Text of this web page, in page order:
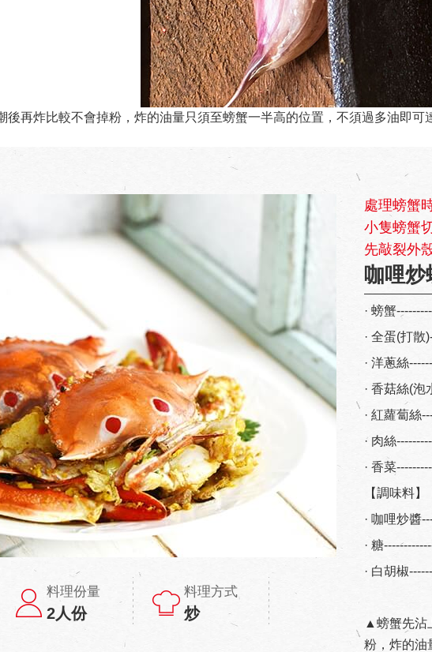
再炸比較不會掉粉，炸的油量只須至螃蟹一半高的位置，不須過多油即可
料理份量
2人份
料理方式
炒
處理螃蟹
小隻螃蟹
先敲裂外
咖哩炒
· 螃蟹
· 全蛋(打散
· 洋蔥絲
· 香菇絲(泡
· 紅蘿蔔絲
· 肉絲
· 香菜
【調味料】
· 咖哩炒醬
· 糖
· 白胡椒
▲螃蟹先沾
粉，炸的油